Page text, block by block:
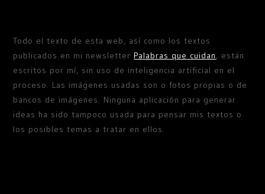
Todo el texto de esta web, así como los textos
publicados en mi newsletterPalabras que cuidan, están
escritos por mí, sin uso de inteligencia artificial en el
proceso. Las imágenes usadas son o fotos propias o de
bancos de imágenes. Ninguna aplicación para generar
ideas ha sido tampoco usada para pensar mis textos o
los posibles temas a tratar en ellos.